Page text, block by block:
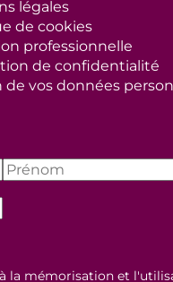
légales
de cookies
professionnelle
de confidentialité
de vos données
mémorisation et